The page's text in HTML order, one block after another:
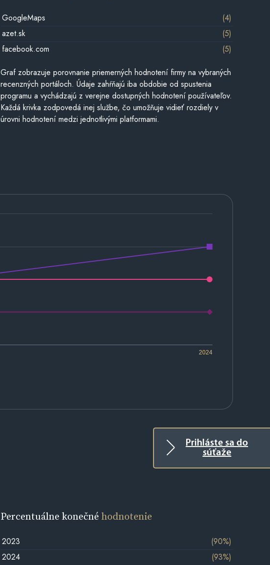
Prihláste sa do
súťaže
GoogleMaps
(4)
azet.sk
(5)
facebook.com
(5)
Graf zobrazuje porovnanie priemerných hodnotení firmy na vybraných
recenzných portáloch. Údaje zahŕňajú iba obdobie od spustenia
programu a vychádzajú z verejne dostupných hodnotení používateľov.
Každá krivka zodpovedá inej službe, čo umožňuje vidieť rozdiely v
úrovni hodnotení medzi jednotlivými platformami.
2024
Percentuálne konečnéhodnotenie
2023
(90%)
2024
(93%)